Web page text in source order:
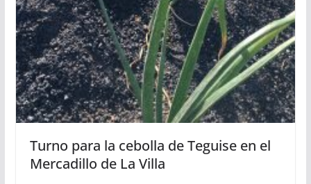
Turno para la cebolla de Teguise en el
Mercadillo de La Villa